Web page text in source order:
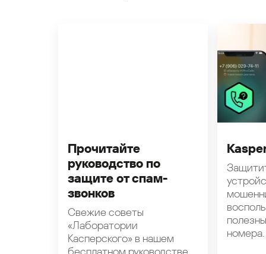
Прочитайте
руководство по
защите от спам-
звонков
Свежие советы
«Лаборатории
Касперского» в нашем
бесплатном руководстве
номера.